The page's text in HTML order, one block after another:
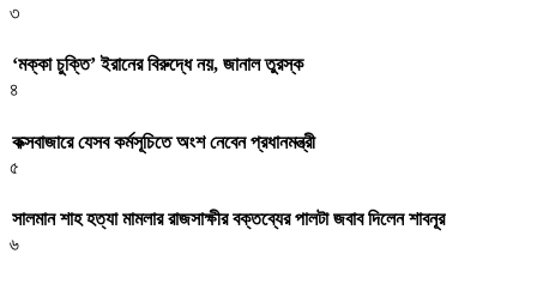
৩
‘মক্কা চুক্তি’ ইরানের বিরুদ্ধে নয়, জানাল তুরস্ক
৪
কক্সবাজারে যেসব কর্মসূচিতে অংশ নেবেন প্রধানমন্ত্রী
৫
সালমান শাহ হত্যা মামলার রাজসাক্ষীর বক্তব্যের পালটা জবাব দিলেন শাবনূর
৬